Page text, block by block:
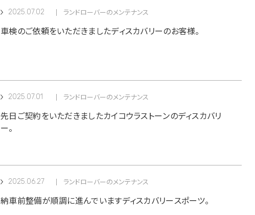
2025.07.02 ランドローバーのメンテナンス
車検のご依頼をいただきましたディスカバリーのお客様。
2025.07.01 ランドローバーのメンテナンス
先日ご契約をいただきましたカイコウラストーンのディスカバリ
ー。
2025.06.27 ランドローバーのメンテナンス
納車前整備が順調に進んでいますディスカバリースポーツ。